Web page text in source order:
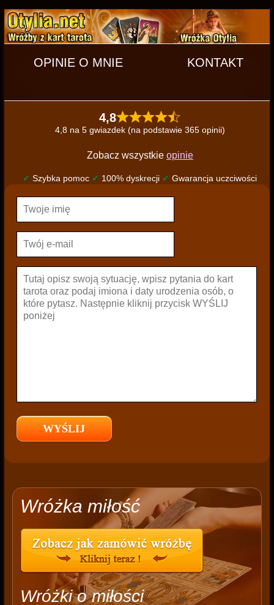
OPINIE O MNIE KONTAKT
4,8
4,8 na 5 gwiazdek (na podstawie 365 opinii)
Zobacz wszystkie opinie
✔ Szybka pomoc ✔ 100% dyskrecji ✔ Gwarancja uczciwości
Wróżka miłość
Wróżki o miłości